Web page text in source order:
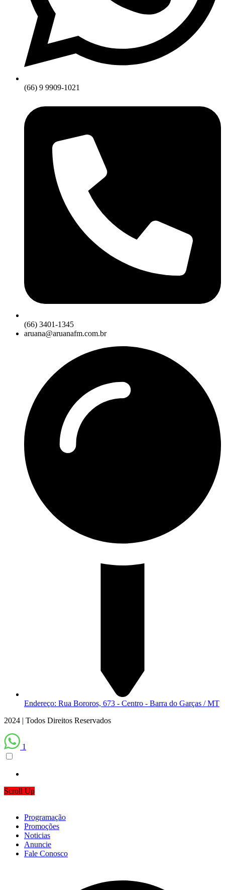
(66) 9 9909-1021
(66) 3401-1345
aruana@aruanafm.com.br
Endereço: Rua Bororos, 673 - Centro - Barra do Garças / MT
2024 | Todos Direitos Reservados
1
Scroll Up
Programação
Promoções
Noticias
Anuncie
Fale Conosco